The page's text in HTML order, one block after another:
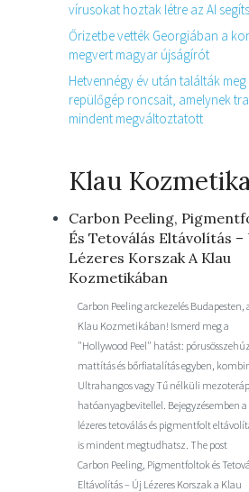
vírusokat hoztak létre az AI
Őrizetbe vették Georgiában a
megvert magyar újságírót
Hetvennégy év után találták meg
repülőgép roncsait, amelynek
mindent megváltoztatott
Klau
Carbon Peeling,
És Tetoválás Eltávolítás –
Lézeres Korszak A Klau
Kozmetikában
Carbon Peeling arckezelés Budapesten,
Klau Kozmetikában! Ismerd meg a
"Hollywood Peel" hatást:
mattítás és bőrfiatalítás egyben,
Ultrahangos vagy Tű nélküli
hatóanyagbevitellel. Bejegyzésemben a
lézeres tetoválás és pigmentfolt
is mindent megtudhatsz. The post
Carbon Peeling, Pigmentfoltok és
Eltávolítás – Új Lézeres Korszak a Klau